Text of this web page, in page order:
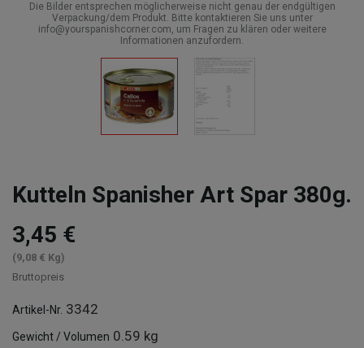
Die Bilder entsprechen möglicherweise nicht genau der endgültigen
Verpackung/dem Produkt. Bitte kontaktieren Sie uns unter
info@yourspanishcorner.com, um Fragen zu klären oder weitere
Informationen anzufordern.
Kutteln Spanisher Art Spar 380g.
3,45 €
(9,08 € Kg)
Bruttopreis
Artikel-Nr. 3342
Gewicht / Volumen 0.59 kg